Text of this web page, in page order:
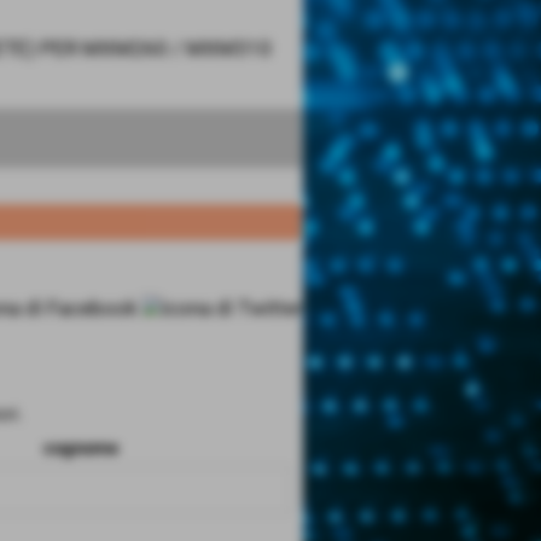
PER MXM260 / MXM310
cognome